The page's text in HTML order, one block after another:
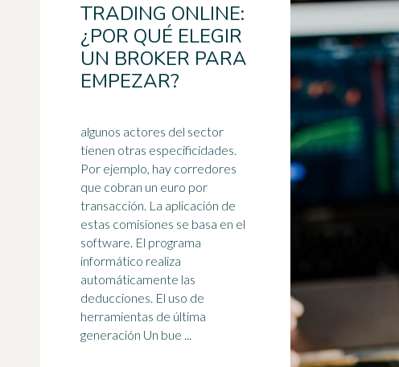
TRADING ONLINE:
¿POR QUÉ ELEGIR
UN BROKER PARA
EMPEZAR?
algunos actores del sector
tienen otras especificidades.
Por ejemplo, hay corredores
que cobran un euro por
transacción. La aplicación de
estas comisiones se basa en el
software. El programa
informático realiza
automáticamente las
deducciones. El uso de
herramientas de última
generación Un bue ...